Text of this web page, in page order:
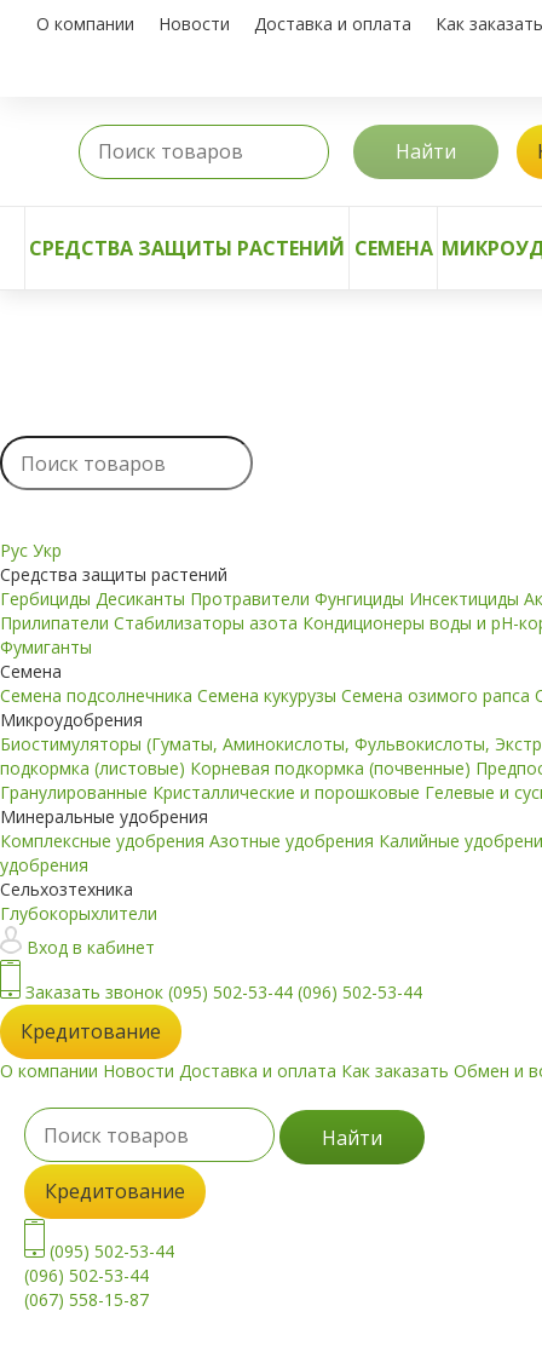
О компании Новости Доставка и оплата Как заказать
Найти
СРЕДСТВА ЗАЩИТЫ РАСТЕНИЙ СЕМЕНА
Рус Укр
Средства защиты растений
Гербициды Десиканты Протравители Фунгициды Инсектициды
Прилипатели Стабилизаторы азота Кондиционеры воды и pH-
Фумиганты
Семена
Семена подсолнечника Семена кукурузы Семена озимого рапса
Микроудобрения
Биостимуляторы (Гуматы, Аминокислоты, Фульвокислоты,
подкормка (листовые) Корневая подкормка (почвенные)
Гранулированные Кристаллические и порошковые Гелевые и
Минеральные удобрения
Комплексные удобрения Азотные удобрения Калийные
удобрения
Сельхозтехника
Глубокорыхлители
Вход в кабинет
Заказать звонок (095) 502-53-44 (096) 502-53-44
Кредитование
О компании Новости Доставка и оплата Как заказать Обмен и
Найти
Кредитование
(095) 502-53-44
(096) 502-53-44
(067) 558-15-87